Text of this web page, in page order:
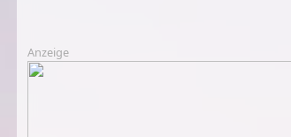
Anzeige